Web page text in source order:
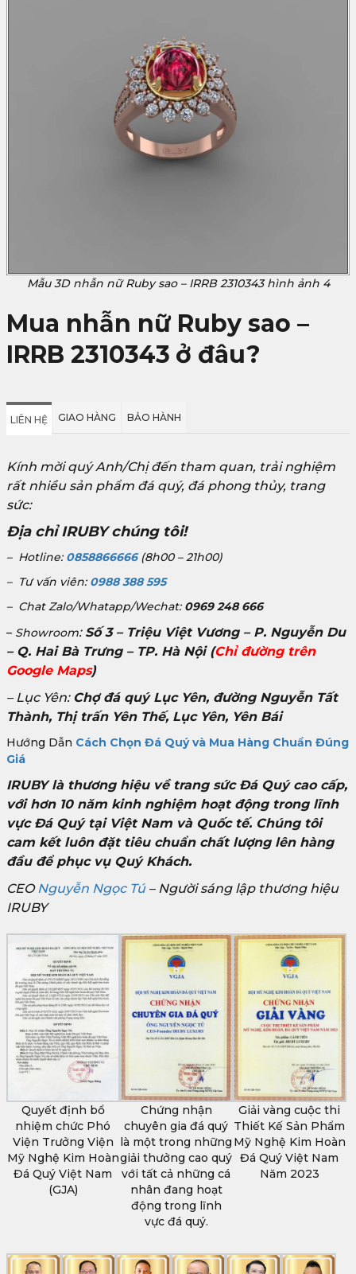
Mẫu 3D nhẫn nữ Ruby sao – IRRB 2310343 hình ảnh 4
Mua nhẫn nữ Ruby sao –
IRRB 2310343 ở đâu?
LIÊN HỆ GIAO HÀNG BẢO HÀNH
Kính mời quý Anh/Chị đến tham quan, trải nghiệm
rất nhiều sản phẩm đá quý, đá phong thủy, trang
sức:
Địa chỉ IRUBY chúng tôi!
– Hotline: 0858866666(8h00 – 21h00)
– Tư vấn viên: 0988 388 595
– Chat Zalo/Whatapp/Wechat: 0969 248 666
– Showroom: Số 3 – Triệu Việt Vương – P. Nguyễn Du
– Q. Hai Bà Trưng – TP. Hà Nội(Chỉ đường trên
Google Maps)
– Lục Yên: Chợ đá quý Lục Yên, đường Nguyễn Tất
Thành, Thị trấn Yên Thế, Lục Yên, Yên Bái
Hướng Dẫn Cách Chọn Đá Quý và Mua Hàng Chuẩn Đúng
Giá
IRUBY là thương hiệu về trang sức Đá Quý cao cấp,
với hơn 10 năm kinh nghiệm hoạt động trong lĩnh
vực Đá Quý tại Việt Nam và Quốc tế. Chúng tôi
cam kết luôn đặt tiêu chuẩn chất lượng lên hàng
đầu để phục vụ Quý Khách.
CEONguyễn Ngọc Tú– Người sáng lập thương hiệu
IRUBY
Quyết định bổ
nhiệm chức Phó
Viện Trưởng Viện
Mỹ Nghệ Kim Hoàn
Đá Quý Việt Nam
(GJA)
Chứng nhận
chuyên gia đá quý
là một trong những
giải thưởng cao quý
với tất cả những cá
nhân đang hoạt
động trong lĩnh
vực đá quý.
Giải vàng cuộc thi
Thiết Kế Sản Phẩm
Mỹ Nghệ Kim Hoàn
Đá Quý Việt Nam
Năm 2023